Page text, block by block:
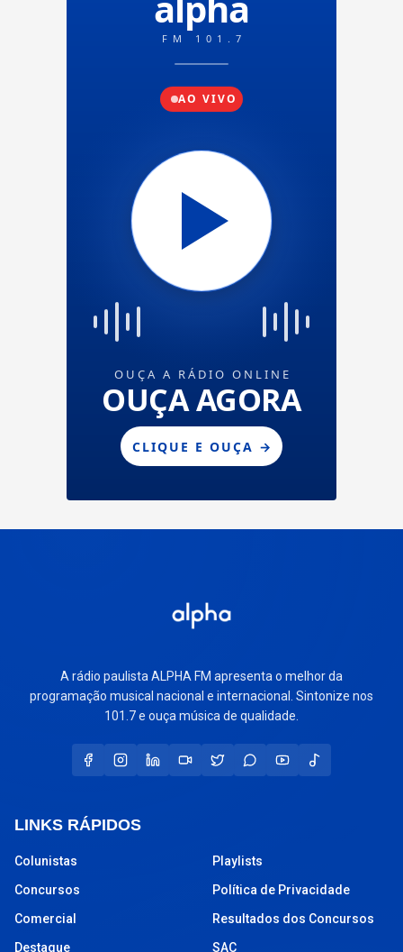
A rádio paulista ALPHA FM apresenta o melhor da
programação musical nacional e internacional. Sintonize nos
101.7 e ouça música de qualidade.
LINKS RÁPIDOS
Colunistas
Concursos
Comercial
Destaque
Playlists
Política de Privacidade
Resultados dos Concursos
SAC